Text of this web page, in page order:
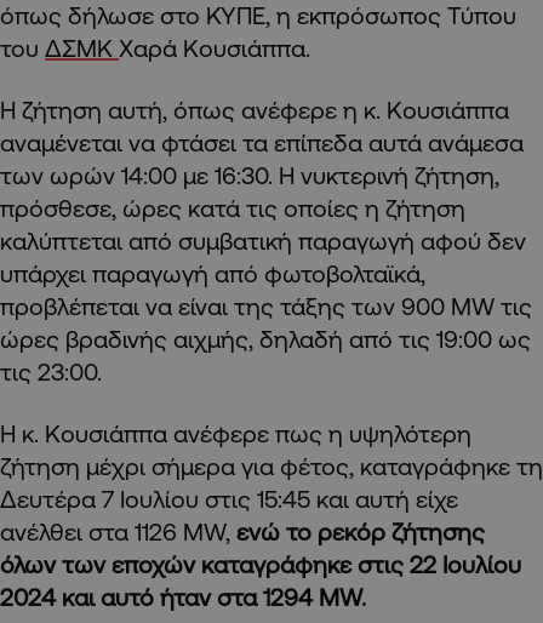
όπως δήλωσε στο ΚΥΠΕ, η εκπρόσωπος Τύπου
του ΔΣΜΚ Χαρά Κουσιάππα.
Η ζήτηση αυτή, όπως ανέφερε η κ. Κουσιάππα
αναμένεται να φτάσει τα επίπεδα αυτά ανάμεσα
των ωρών 14:00 με 16:30. Η νυκτερινή ζήτηση,
πρόσθεσε, ώρες κατά τις οποίες η ζήτηση
καλύπτεται από συμβατική παραγωγή αφού δεν
υπάρχει παραγωγή από φωτοβολταϊκά,
προβλέπεται να είναι της τάξης των 900 MW τις
ώρες βραδινής αιχμής, δηλαδή από τις 19:00 ως
τις 23:00.
Η κ. Κουσιάππα ανέφερε πως η υψηλότερη
ζήτηση μέχρι σήμερα για φέτος, καταγράφηκε τη
Δευτέρα 7 Ιουλίου στις 15:45 και αυτή είχε
ανέλθει στα 1126 MW, ενώ το ρεκόρ ζήτησης
όλων των εποχών καταγράφηκε στις 22 Ιουλίου
2024 και αυτό ήταν στα 1294 MW.